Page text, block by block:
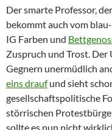
Der smarte Professor,
bekommt auch vom
IG Farben und
Zuspruch und Trost. Der
Gegnern unermüdlich
eins draufund sieht
gesellschaftspolitische
störrischen
sollte es nun nicht